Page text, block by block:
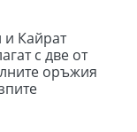
и Кайрат
с две от
оръжия